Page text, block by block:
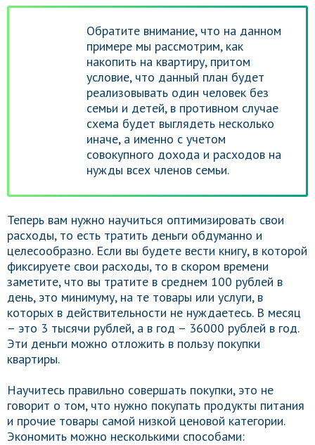
Обратите внимание, что на данном
примере мы рассмотрим, как
накопить на квартиру, притом
условие, что данный план будет
реализовывать один человек без
семьи и детей, в противном случае
схема будет выглядеть несколько
иначе, а именно с учетом
совокупного дохода и расходов на
нужды всех членов семьи.
Теперь вам нужно научиться оптимизировать свои
расходы, то есть тратить деньги обдуманно и
целесообразно. Если вы будете вести книгу, в которой
фиксируете свои расходы, то в скором времени
заметите, что вы тратите в среднем 100 рублей в
день, это минимуму, на те товары или услуги, в
которых в действительности не нуждаетесь. В месяц
– это 3 тысячи рублей, а в год – 36000 рублей в год.
Эти деньги можно отложить в пользу покупки
квартиры.
Научитесь правильно совершать покупки, это не
говорит о том, что нужно покупать продукты питания
и прочие товары самой низкой ценовой категории.
Экономить можно несколькими способами: